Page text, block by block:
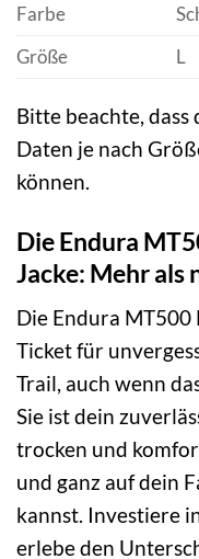
Farbe
Größe
L
Bitte beachte, dass
Daten je nach
können.
Die Endura
Jacke: Mehr als
Die Endura MT500
Ticket für
Trail, auch wenn
Sie ist dein
trocken und
und ganz auf dein
kannst. Investiere
erlebe den